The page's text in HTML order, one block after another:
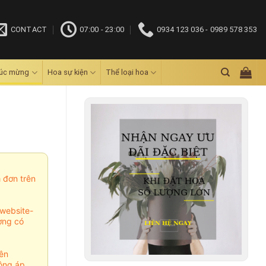
CONTACT 07:00 - 23:00 0934 123 036 - 0989 578 353
mừng Hoa sự kiện Thể loại hoa
đơn trên
có